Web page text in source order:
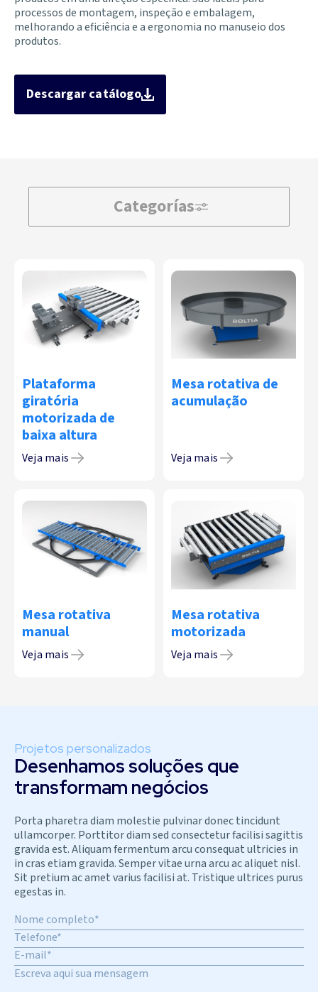
processos de montagem, inspeção e embalagem,
melhorando a eficiência e a ergonomia no manuseio dos
produtos.
Descargar catálogo
Categorías
Plataforma
giratória
motorizada de
baixa altura
Veja mais
Mesa rotativa de
acumulação
Veja mais
Mesa rotativa
manual
Veja mais
Mesa rotativa
motorizada
Veja mais
Projetos personalizados
Desenhamos soluções que
transformam negócios
Porta pharetra diam molestie pulvinar donec tincidunt
ullamcorper. Porttitor diam sed consectetur facilisi sagittis
gravida est. Aliquam fermentum arcu consequat ultricies in
in cras etiam gravida. Semper vitae urna arcu ac aliquet nisl.
Sit pretium ac amet varius facilisi at. Tristique ultrices purus
egestas in.